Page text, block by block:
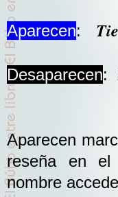
Aparecen:
Desaparecen:
Aparecen
reseña en el
nombre